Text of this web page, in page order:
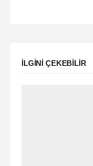
ILGINI ÇEKEBILIR